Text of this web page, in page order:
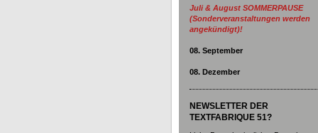
Juli & August SOMMERPAUSE
(Sonderveranstaltungen werden
angekündigt)!
08. September
08. Dezember
NEWSLETTER DER
TEXTFABRIQUE 51?